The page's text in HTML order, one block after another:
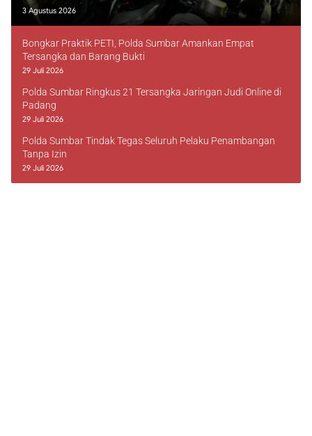
3 Agustus 2026
Bongkar Praktik PETI, Polda Sumbar Amankan Empat
Tersangka dan Barang Bukti
29 Juli 2026
Polda Sumbar Ringkus 21 Tersangka Jaringan Judi Online di
Padang
29 Juli 2026
Polda Sumbar Tindak Tegas Seluruh Pelaku Penambangan
Tanpa Izin
29 Juli 2026